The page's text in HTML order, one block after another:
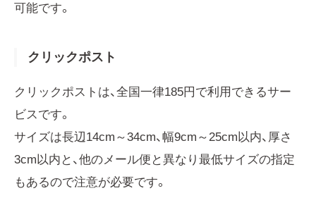
可能です。
クリックポスト
クリックポストは、全国一律185円で利用できるサー
ビスです。
サイズは長辺14cm～34cm、幅9cm～25cm以内、厚さ
3cm以内と、他のメール便と異なり最低サイズの指定
もあるので注意が必要です。